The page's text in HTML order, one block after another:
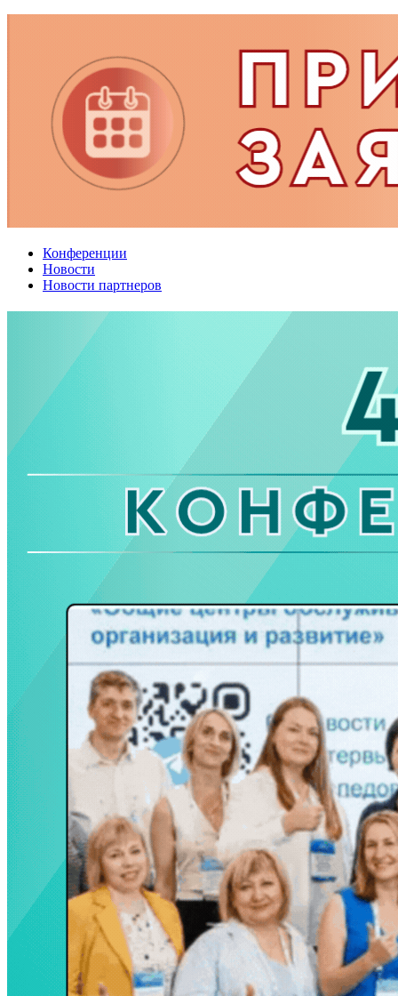
Конференции
Новости
Новости партнеров